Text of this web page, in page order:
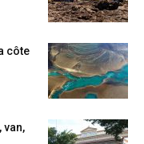
côte
van,